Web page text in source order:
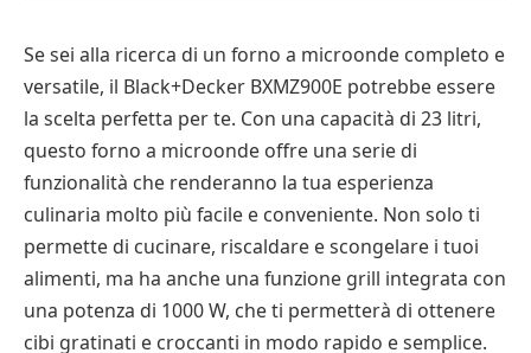
Se sei alla ricerca di un forno a microonde completo e
versatile, il Black+Decker BXMZ900E potrebbe essere
la scelta perfetta per te. Con una capacità di 23 litri,
questo forno a microonde offre una serie di
funzionalità che renderanno la tua esperienza
culinaria molto più facile e conveniente. Non solo ti
permette di cucinare, riscaldare e scongelare i tuoi
alimenti, ma ha anche una funzione grill integrata con
una potenza di 1000 W, che ti permetterà di ottenere
cibi gratinati e croccanti in modo rapido e semplice.